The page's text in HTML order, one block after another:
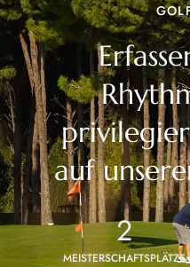
auf
MEISTERSCHAFTSPLÄTZE
2